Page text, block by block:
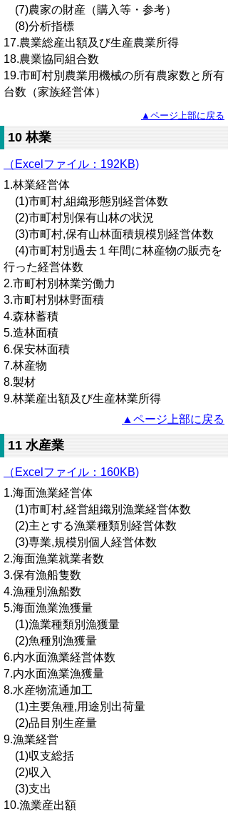
(7)農家の財産（購入等・参考）
(8)分析指標
17.農業総産出額及び生産農業所得
18.農業協同組合数
19.市町村別農業用機械の所有農家数と所有
台数（家族経営体）
▲ページ上部に戻る
10 林業
（Excelファイル：192KB)
1.林業経営体
(1)市町村,組織形態別経営体数
(2)市町村別保有山林の状況
(3)市町村,保有山林面積規模別経営体数
(4)市町村別過去１年間に林産物の販売を
行った経営体数
2.市町村別林業労働力
3.市町村別林野面積
4.森林蓄積
5.造林面積
6.保安林面積
7.林産物
8.製材
9.林業産出額及び生産林業所得
▲ページ上部に戻る
11 水産業
（Excelファイル：160KB)
1.海面漁業経営体
(1)市町村,経営組織別漁業経営体数
(2)主とする漁業種類別経営体数
(3)専業,規模別個人経営体数
2.海面漁業就業者数
3.保有漁船隻数
4.漁種別漁船数
5.海面漁業漁獲量
(1)漁業種類別漁獲量
(2)魚種別漁獲量
6.内水面漁業経営体数
7.内水面漁業漁獲量
8.水産物流通加工
(1)主要魚種,用途別出荷量
(2)品目別生産量
9.漁業経営
(1)収支総括
(2)収入
(3)支出
10.漁業産出額